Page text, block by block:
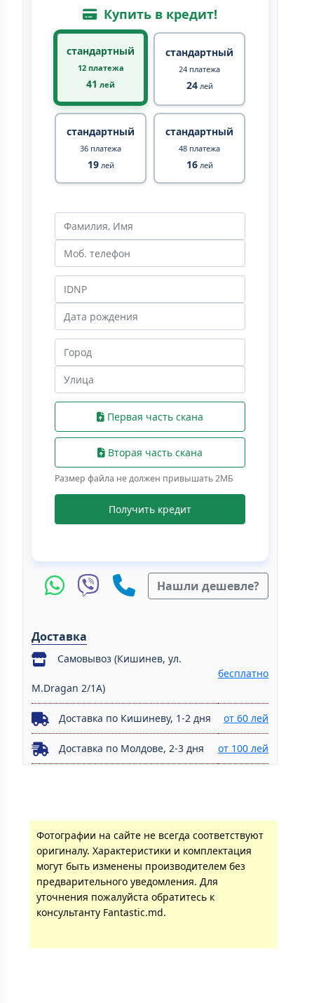
Купить в кредит!
стандартный
12 платежа
41 лей
стандартный
24 платежа
24лей
стандартный
36 платежа
19лей
стандартный
48 платежа
16лей
Первая часть скана
Вторая часть скана
Размер файла не должен привышать 2МБ
Получить кредит
Нашли дешевле?
Доставка
Самовывоз (Кишинев, ул.
M.Dragan 2/1A)
бесплатно
Доставка по Кишиневу, 1-2 дня от 60 лей
Доставка по Молдове, 2-3 дня от 100 лей
Фотографии на сайте не всегда соответствуют
оригиналу. Характеристики и комплектация
могут быть изменены производителем без
предварительного уведомления. Для
уточнения пожалуйста обратитесь к
консультанту Fantastic.md.